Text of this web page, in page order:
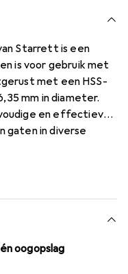
Starrett is een
is voor gebruik met
met een HSS-
mm in diameter.
en effectieve
gaten in diverse
prestaties bij
efficiëntie, terwijl de
met gangbare
van hardmetalen
speciale
oogopslag